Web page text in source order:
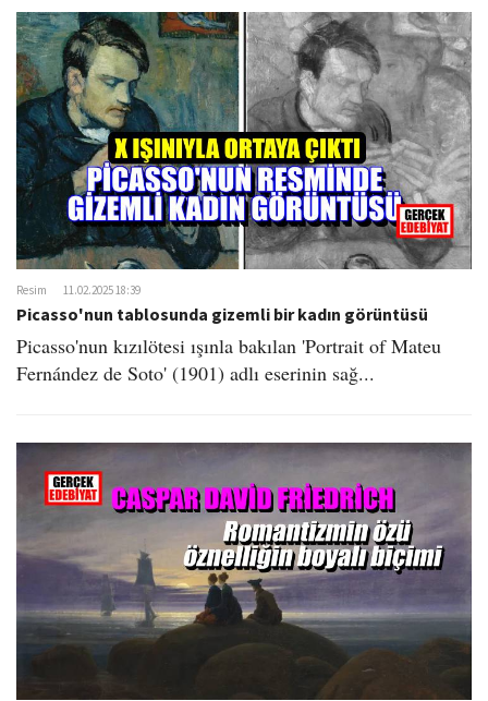
Resim 11.02.2025 18:39
Picasso'nun tablosunda gizemli bir kadın görüntüsü
Picasso'nun kızılötesi ışınla bakılan 'Portrait of Mateu
Fernández de Soto' (1901) adlı eserinin sağ...